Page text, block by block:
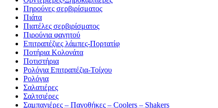
Πηρούνες σερβιρίσματος
Πιάτα
Πιατέλες σερβιρίσματος
Πιρούνια φαγητού
Επιτραπέζιες λάμπες-Πορτατίφ
Ποτήρια Κολονάτα
Ποτιστήρια
Ρολόγια Επιτραπέζια-Τοίχου
Ρολόγια
Σαλατιέρες
Σαλτσιέρες
Σαμπανιέρες – Παγοθήκες – Coolers – Shakers